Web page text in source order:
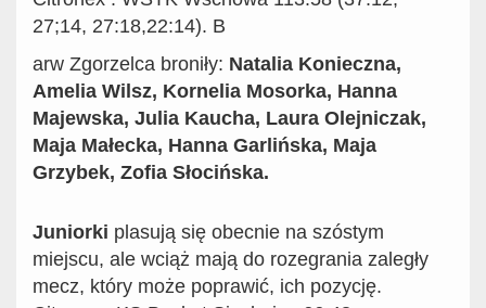
27;14, 27:18,22:14). B
arw Zgorzelca broniły: Natalia Konieczna,
Amelia Wilsz, Kornelia Mosorka, Hanna
Majewska, Julia Kaucha, Laura Olejniczak,
Maja Małecka, Hanna Garlińska, Maja
Grzybek, Zofia Słocińska.
Juniorki plasują się obecnie na szóstym
miejscu, ale wciąż mają do rozegrania zaległy
mecz, który może poprawić, ich pozycję.